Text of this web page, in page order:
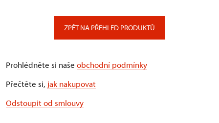
ZPĚT NA PŘEHLED PRODUKTŮ
Prohlédněte si naše obchodní podmínky
Přečtěte si, jak nakupovat
Odstoupit od smlouvy